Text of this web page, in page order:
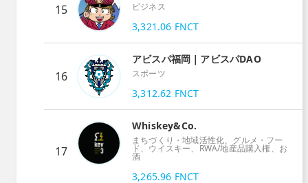
15 ビジネス
3,321.06 FNCT
16
アビスパ福岡｜アビスパDAO
スポーツ
3,312.62 FNCT
17
Whiskey&Co.
まちづくり・地域活性化、グルメ・フー
ド、ウイスキー、RWA/地産品購入権、お
酒
3,265.96 FNCT